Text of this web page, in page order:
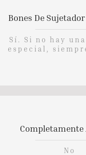
Bones De
Sí. Si no hay
especial,
Completamente
No